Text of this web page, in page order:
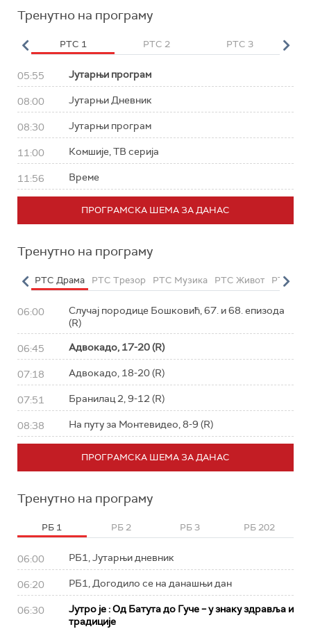
Тренутно на програму
РТС 1 РТС 2 РТС 3
05:55 Јутарњи програм
08:00 Јутарњи Дневник
08:30 Јутарњи програм
11:00 Комшије, ТВ серија
11:56 Време
ПРОГРАМСКА ШЕМА ЗА ДАНАС
Тренутно на програму
РТС Драма РТС Трезор РТС Музика РТС Живот РТС
06:00
Случај породице Бошковић, 67. и 68. епизода
(R)
06:45 Адвокадо, 17-20 (R)
07:18 Адвокадо, 18-20 (R)
07:51 Бранилац 2, 9-12 (R)
08:38 На путу за Монтевидео, 8-9 (R)
ПРОГРАМСКА ШЕМА ЗА ДАНАС
Тренутно на програму
РБ 1 РБ 2 РБ 3 РБ 202
06:00 РБ1, Јутарњи дневник
06:20 РБ1, Догодило се на данашњи дан
06:30
Јутро је : Од Батута до Гуче – у знаку здравља и
традиције